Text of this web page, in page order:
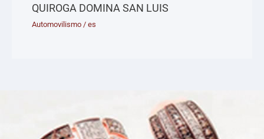
QUIROGA DOMINA SAN LUIS
Automovilismo /es